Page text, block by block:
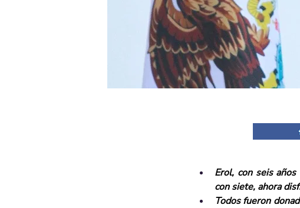
Erol, con seis
con siete, ahora
Todos fueron